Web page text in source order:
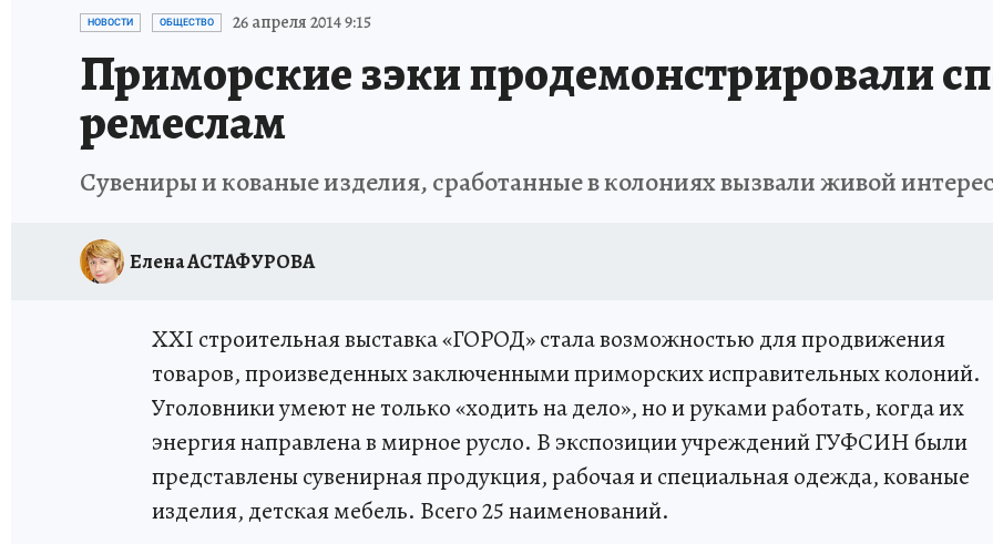
ДЕНЬ ПОБЕДЫ ВО ВЛАДИВОСТОКЕ 2026
АНТИРАК СТРАНИЦЫ ИСТОРИИ ДАЛЬНЕГО ВОСТОКА АФИША МОЙ ЛЮБИМЫЙ УЧИТЕЛЬ – 2024 ИСПЫТАНО
НОВОСТИ ОБЩЕСТВО 26 апреля 2014 9:15
Приморские зэки продемонстрировали
ремеслам
Сувениры и кованые изделия, сработанные в колониях вызвали живой
Елена АСТАФУРОВА
XXI строительная выставка «ГОРОД» стала возможностью для продвижения
товаров, произведенных заключенными приморских исправительных колоний.
Уголовники умеют не только «ходить на дело», но и руками работать, когда их
энергия направлена в мирное русло. В экспозиции учреждений ГУФСИН были
представлены сувенирная продукция, рабочая и специальная одежда, кованые
изделия, детская мебель. Всего 25 наименований.